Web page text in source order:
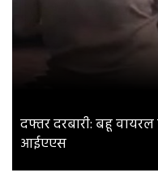
दफ्तर दरबारी: बहू
आईएएस